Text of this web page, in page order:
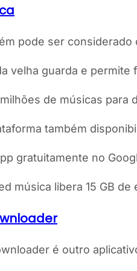
pode ser
velha guarda e
de músicas
também
gratuitamente no
música libera 15 GB
é outro